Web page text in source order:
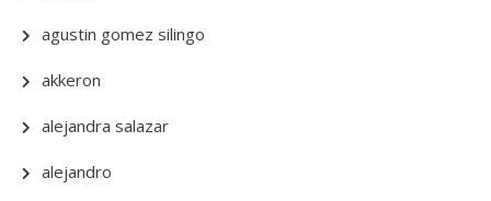
agustin gomez silingo
akkeron
alejandra salazar
alejandro